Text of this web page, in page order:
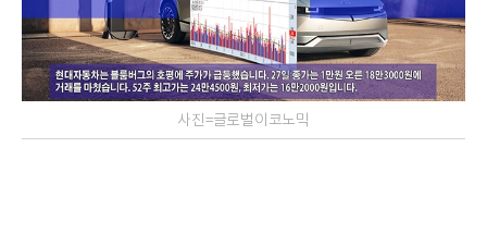
사진=글로벌이코노믹